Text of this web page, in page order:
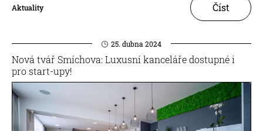
Aktuality Číst
25. dubna 2024
Nová tvář Smíchova: Luxusní kanceláře dostupné i
pro start-upy!